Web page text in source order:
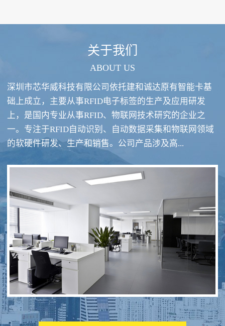
RFID酒类防伪系统方案 RFID智慧食堂系统
图书馆RFID电子标签管理系统
关于我们
ABOUT US
深圳市芯华威科技有限公司依托建和诚达原有智能卡基
础上成立，主要从事RFID电子标签的生产及应用研发
上，是国内专业从事RFID、物联网技术研究的企业之
一。专注于RFID自动识别、自动数据采集和物联网领域
的软硬件研发、生产和销售。公司产品涉及高...